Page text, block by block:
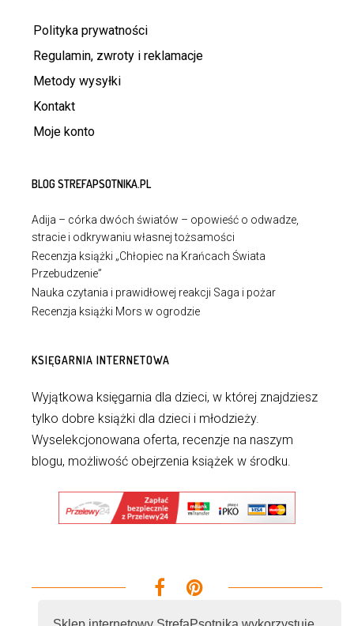
Polityka prywatności
Regulamin, zwroty i reklamacje
Metody wysyłki
Kontakt
Moje konto
BLOG STREFAPSOTNIKA.PL
Adija – córka dwóch światów – opowieść o odwadze,
stracie i odkrywaniu własnej tożsamości
Recenzja książki „Chłopiec na Krańcach Świata
Przebudzenie”
Nauka czytania i prawidłowej reakcji Saga i pożar
Recenzja książki Mors w ogrodzie
KSIĘGARNIA INTERNETOWA
Wyjątkowa księgarnia dla dzieci, w której znajdziesz
tylko dobre książki dla dzieci i młodzieży.
Wyselekcjonowana oferta, recenzje na naszym
blogu, możliwość obejrzenia książek w środku.